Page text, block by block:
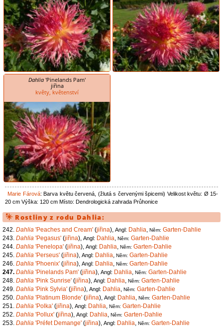
Dahlia 'Pinelands Pam'
jiřina
květy, květenství
Marie Fárová:Barva květu červená, (žlutá s červenými špicemi) Velikost květu: Ø 15-
20 cm Výška: 120 cm Místo: Dendrologická zahrada Průhonice
Rostliny z rodu Dahlia:
242. Dahlia 'Peaches and Cream' (jiřina), Angl: Dahlia Něm: Garten-Dahlie
243. Dahlia 'Pegasus' (jiřina), Angl: Dahlia Něm: Garten-Dahlie
244. Dahlia 'Penelopa' (jiřina), Angl: Dahlia Něm: Garten-Dahlie
245. Dahlia 'Perseus' (jiřina), Angl: Dahlia Něm: Garten-Dahlie
246. Dahlia 'Phoenix' (jiřina), Angl: Dahlia Něm: Garten-Dahlie
247. Dahlia 'Pinelands Pam' (jiřina), Angl: Dahlia Něm: Garten-Dahlie
248. Dahlia 'Pink Sunrise' (jiřina), Angl: Dahlia Něm: Garten-Dahlie
249. Dahlia 'Pink Sylvia' (jiřina), Angl: Dahlia Něm: Garten-Dahlie
250. Dahlia 'Platinum Blonde' (jiřina), Angl: Dahlia Něm: Garten-Dahlie
251.
Dahlia 'Polka' (jiřina), Angl: Dahlia Něm: Garten-Dahlie
252. Dahlia 'Pollux' (jiřina), Angl: Dahlia Něm: Garten-Dahlie
253. Dahlia 'Préfet Demange' (jiřina), Angl: Dahlia Něm: Garten-Dahlie